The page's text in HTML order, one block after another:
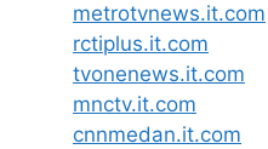
metrotvnews.it.com
rctiplus.it.com
tvonenews.it.com
mnctv.it.com
cnnmedan.it.com